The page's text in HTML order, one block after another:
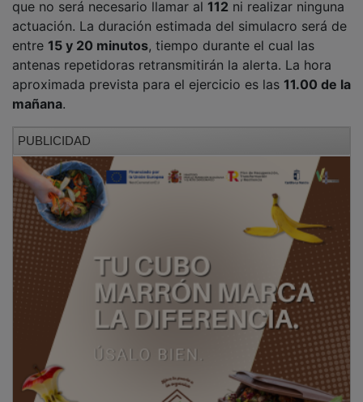
La subdelegada del Gobierno en Guadalajara,
doble objetivo: comprobar que el sistema funciona y
entrenar a la población ante una posible emergencia.
Tras la prueba en Guadalajara, el Ministerio del Interior
prevé realizar simulacros similares en el resto de
provincias nucleares:
Tarragona,Burgos
Valencia
. En conjunto, estos ejercicios afectarán a
61
municipios
y a una población potencial de 75.728
habitantes
PUBLICIDAD